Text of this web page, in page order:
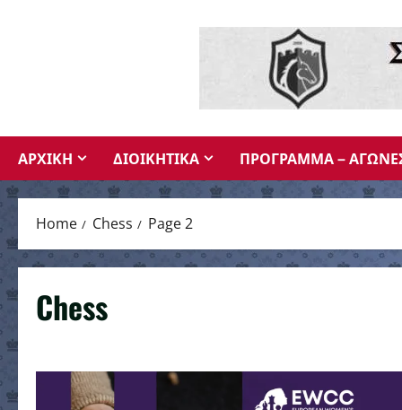
ΑΡΧΙΚΗ ΔΙΟΙΚΗΤΙΚΑ ΠΡΟΓΡΑΜΜΑ –
Home Chess Page 2
Chess